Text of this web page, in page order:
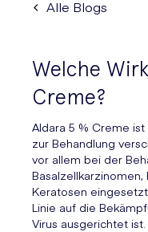
Alle Blogs
Welche
Creme?
Aldara 5 % Creme
zur Behandlung
vor allem bei der
Keratosen
Linie auf die
Virus ausgerichtet ist.